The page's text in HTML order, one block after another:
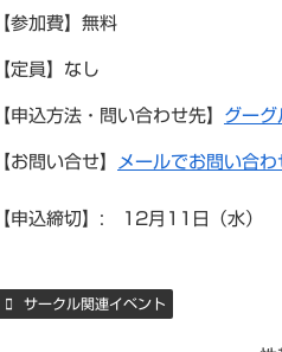
【参加費】無料
【定員】なし
【申込方法・問い合わせ先】 グーグ
【お問い合せ】 メールでお問い合
【申込締切】: 12月11日（水）
サークル関連イベント